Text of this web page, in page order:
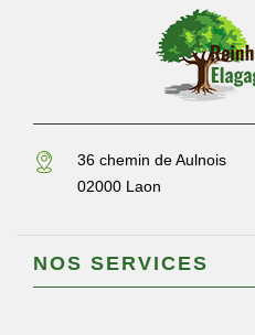
36 chemin de Aulnois
02000 Laon
NOS SERVICES